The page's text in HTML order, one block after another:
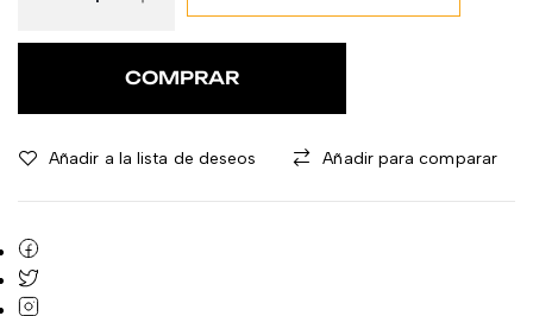
COMPRAR
Añadir a la lista de deseos Añadir para comparar